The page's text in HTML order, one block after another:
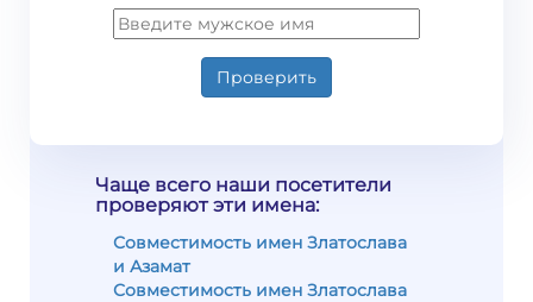
Проверить
Чаще всего наши посетители
проверяют эти имена:
Совместимость имен Златослава
и Азамат
Совместимость имен Златослава